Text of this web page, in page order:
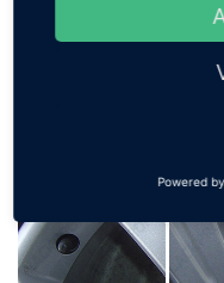
Powered by